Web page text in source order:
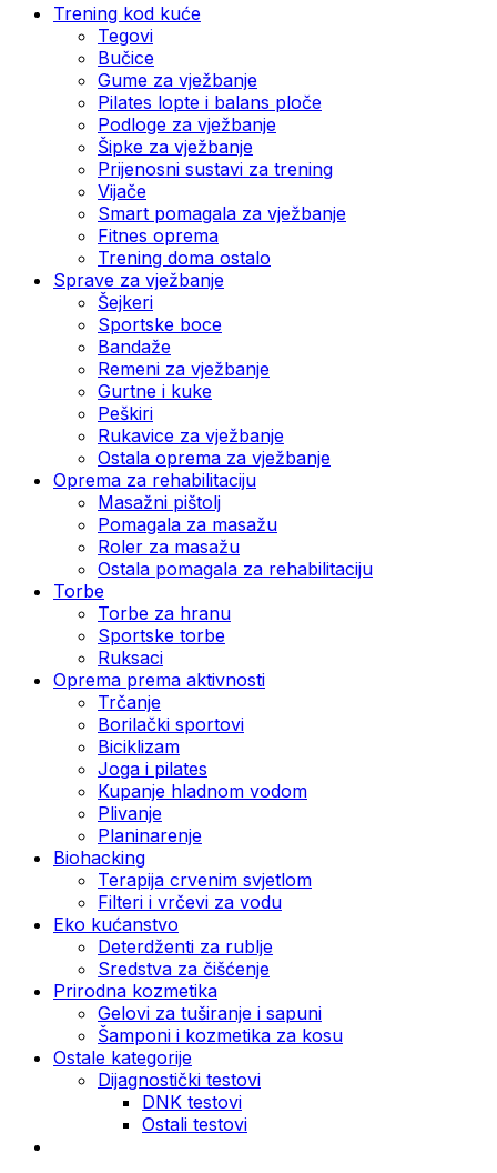
Trening kod kuće
Tegovi
Bučice
Gume za vježbanje
Pilates lopte i balans ploče
Podloge za vježbanje
Šipke za vježbanje
Prijenosni sustavi za trening
Vijače
Smart pomagala za vježbanje
Fitnes oprema
Trening doma ostalo
Sprave za vježbanje
Šejkeri
Sportske boce
Bandaže
Remeni za vježbanje
Gurtne i kuke
Peškiri
Rukavice za vježbanje
Ostala oprema za vježbanje
Oprema za rehabilitaciju
Masažni pištolj
Pomagala za masažu
Roler za masažu
Ostala pomagala za rehabilitaciju
Torbe
Torbe za hranu
Sportske torbe
Ruksaci
Oprema prema aktivnosti
Trčanje
Borilački sportovi
Biciklizam
Joga i pilates
Kupanje hladnom vodom
Plivanje
Planinarenje
Biohacking
Terapija crvenim svjetlom
Filteri i vrčevi za vodu
Eko kućanstvo
Deterdženti za rublje
Sredstva za čišćenje
Prirodna kozmetika
Gelovi za tuširanje i sapuni
Šamponi i kozmetika za kosu
Ostale kategorije
Dijagnostički testovi
DNK testovi
Ostali testovi